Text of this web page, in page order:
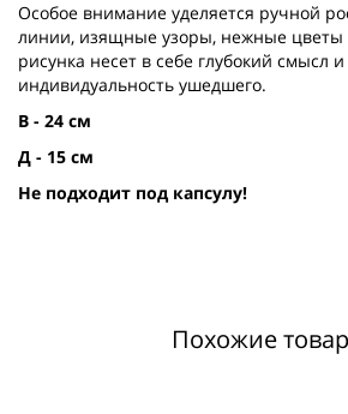
Особое внимание уделяется ручной
линии, изящные узоры, нежные цветы
рисунка несет в себе глубокий смысл
индивидуальность ушедшего.
В - 24 см
Д - 15 см
Не подходит под капсулу!
Похожие